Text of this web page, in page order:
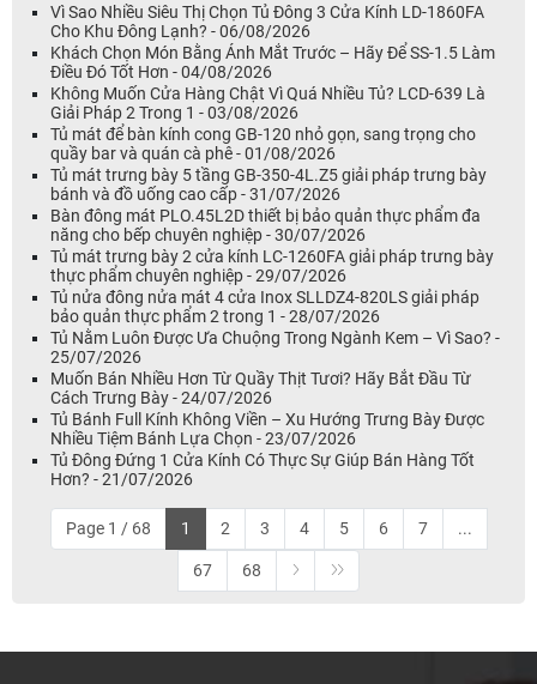
Vì Sao Nhiều Siêu Thị Chọn Tủ Đông 3 Cửa Kính LD-1860FA
Cho Khu Đông Lạnh? - 06/08/2026
Khách Chọn Món Bằng Ánh Mắt Trước – Hãy Để SS-1.5 Làm
Điều Đó Tốt Hơn - 04/08/2026
Không Muốn Cửa Hàng Chật Vì Quá Nhiều Tủ? LCD-639 Là
Giải Pháp 2 Trong 1 - 03/08/2026
Tủ mát để bàn kính cong GB-120 nhỏ gọn, sang trọng cho
quầy bar và quán cà phê - 01/08/2026
Tủ mát trưng bày 5 tầng GB-350-4L.Z5 giải pháp trưng bày
bánh và đồ uống cao cấp - 31/07/2026
Bàn đông mát PLO.45L2D thiết bị bảo quản thực phẩm đa
năng cho bếp chuyên nghiệp - 30/07/2026
Tủ mát trưng bày 2 cửa kính LC-1260FA giải pháp trưng bày
thực phẩm chuyên nghiệp - 29/07/2026
Tủ nửa đông nửa mát 4 cửa Inox SLLDZ4-820LS giải pháp
bảo quản thực phẩm 2 trong 1 - 28/07/2026
Tủ Nằm Luôn Được Ưa Chuộng Trong Ngành Kem – Vì Sao? -
25/07/2026
Muốn Bán Nhiều Hơn Từ Quầy Thịt Tươi? Hãy Bắt Đầu Từ
Cách Trưng Bày - 24/07/2026
Tủ Bánh Full Kính Không Viền – Xu Hướng Trưng Bày Được
Nhiều Tiệm Bánh Lựa Chọn - 23/07/2026
Tủ Đông Đứng 1 Cửa Kính Có Thực Sự Giúp Bán Hàng Tốt
Hơn? - 21/07/2026
Page 1 / 68 1 2 3 4 5 6 7 ...
67 68